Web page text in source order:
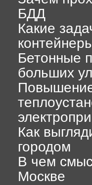
БДД
Какие
Бетонные
больших
Как
городом
В чем
Москве